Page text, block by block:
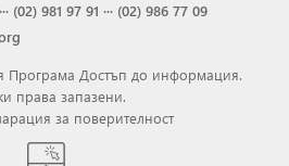
··· (02) 981 97 91 ··· (02) 986 77 09
Програма Достъп до информация.
права запазени.
за поверителност